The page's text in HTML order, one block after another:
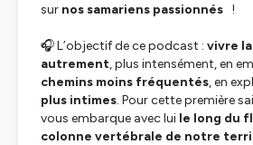
sur nos samariens passionnés !
🎧 L’objectif de ce podcast : vivre la
autrement, plus intensément, en
chemins moins fréquentés, en
plus intimes. Pour cette première
vous embarque avec lui le long du
colonne vertébrale de notre